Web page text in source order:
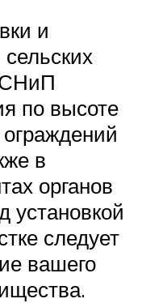
и
сельских
СНиП
по высоте
в
органов
установкой
следует
вашего